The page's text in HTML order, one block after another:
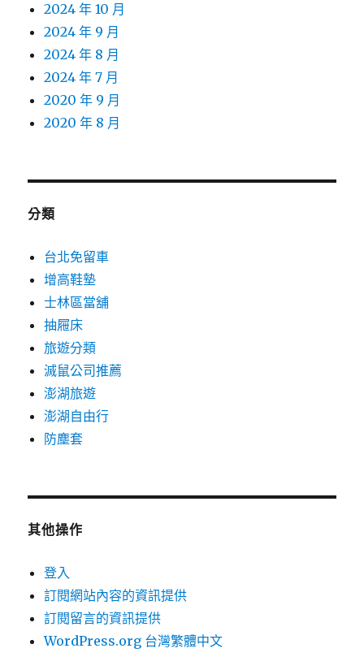
2024 年 10 月
2024 年 9 月
2024 年 8 月
2024 年 7 月
2020 年 9 月
2020 年 8 月
分類
台北免留車
增高鞋墊
士林區當舖
抽屜床
旅遊分類
滅鼠公司推薦
澎湖旅遊
澎湖自由行
防塵套
其他操作
登入
訂閱網站內容的資訊提供
訂閱留言的資訊提供
WordPress.org 台灣繁體中文